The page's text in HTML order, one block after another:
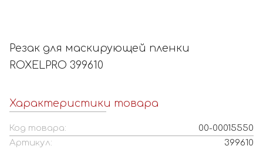
Резак для маскирующей пленки
ROXELPRO 399610
Характеристики товара
Код товара:
00-00015550
Артикул:
399610